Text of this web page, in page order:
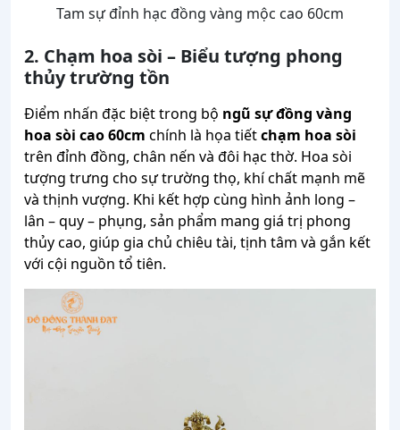
Tam sự đỉnh hạc đồng vàng mộc cao 60cm
2. Chạm hoa sòi – Biểu tượng phong
thủy trường tồn
Điểm nhấn đặc biệt trong bộ ngũ sự đồng vàng
hoa sòi cao 60cm chính là họa tiếtchạm hoa sòi
trên đỉnh đồng, chân nến và đôi hạc thờ. Hoa sòi
tượng trưng cho sự trường thọ, khí chất mạnh mẽ
và thịnh vượng. Khi kết hợp cùng hình ảnh long –
lân – quy – phụng, sản phẩm mang giá trị phong
thủy cao, giúp gia chủ chiêu tài, tịnh tâm và gắn kết
với cội nguồn tổ tiên.